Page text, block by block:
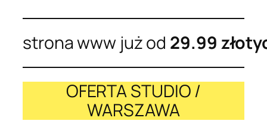
strona www już od 29.99
OFERTA STUDIO /
WARSZAWA